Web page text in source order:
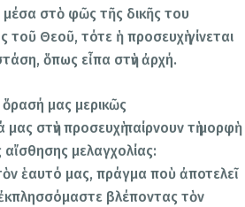
στὸ φῶς τῆς δικῆς του
τοῦ Θεοῦ, τότε ἡ προσευχὴ γίνεται
ὅπως εἶπα στὴν ἀρχή.
μας μερικῶς
στὴν προσευχὴ παίρνουν τὴ μορφὴ
μελαγχολίας:
ἑαυτό μας, πράγμα ποὺ ἀποτελεῖ
βλέποντας τὸν